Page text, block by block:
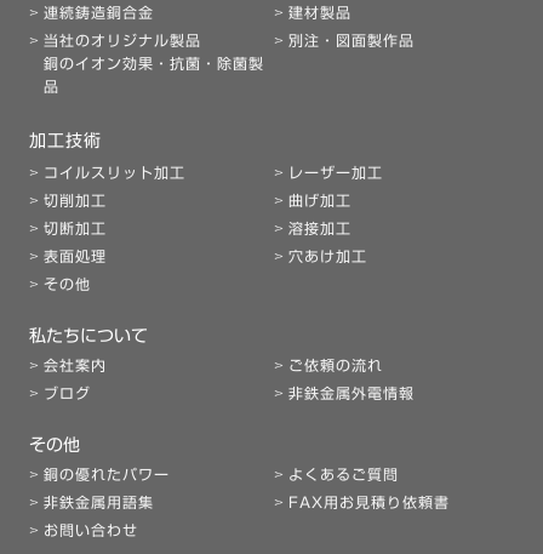
連続鋳造銅合金
建材製品
当社のオリジナル製品
銅のイオン効果・抗菌・除菌製
品
別注・図面製作品
加工技術
コイルスリット加工
レーザー加工
切削加工
曲げ加工
切断加工
溶接加工
表面処理
穴あけ加工
その他
私たちについて
会社案内
ご依頼の流れ
ブログ
非鉄金属外電情報
その他
銅の優れたパワー
よくあるご質問
非鉄金属用語集
FAX用お見積り依頼書
お問い合わせ